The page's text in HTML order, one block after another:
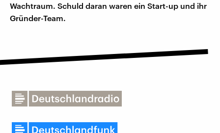
Wachtraum. Schuld daran waren ein Start-up und ihr
Gründer-Team.